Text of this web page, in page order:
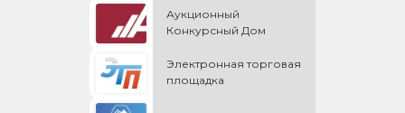
Аукционный
Конкурсный Дом
Электронная торговая
площадка